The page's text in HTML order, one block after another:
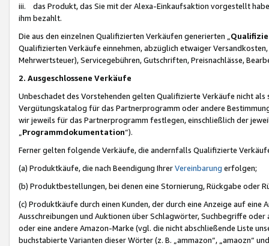
iii. das Produkt, das Sie mit der Alexa-Einkaufsaktion vorgestellt
ihm bezahlt.
Die aus den einzelnen Qualifizierten Verkäufen generierten „
Qualifizierten Verkäufe einnehmen, abzüglich etwaiger
Mehrwertsteuer), Servicegebühren, Gutschriften, Preisnachlässe,
2. Ausgeschlossene Verkäufe
Unbeschadet des Vorstehenden gelten Qualifizierte Verkäufe nicht
Vergütungskatalog für das Partnerprogramm oder andere
wir jeweils für das Partnerprogramm festlegen, einschließlich der
Programmdokumentation“).
Ferner gelten folgende Verkäufe, die andernfalls Qualifizierte
(a) Produktkäufe, die nach Beendigung IhrerVereinbarung erfolgen;
(b) Produktbestellungen, bei denen eine Stornierung, Rückgabe oder
(c) Produktkäufe durch einen Kunden, der durch eine Anzeige auf
Ausschreibungen und Auktionen über Schlagwörter, Suchbegriffe
oder eine andere Amazon-Marke (vgl. die nicht abschließende Liste
buchstabierte Varianten dieser Wörter (z. B. „ammazon“, „amaozn“